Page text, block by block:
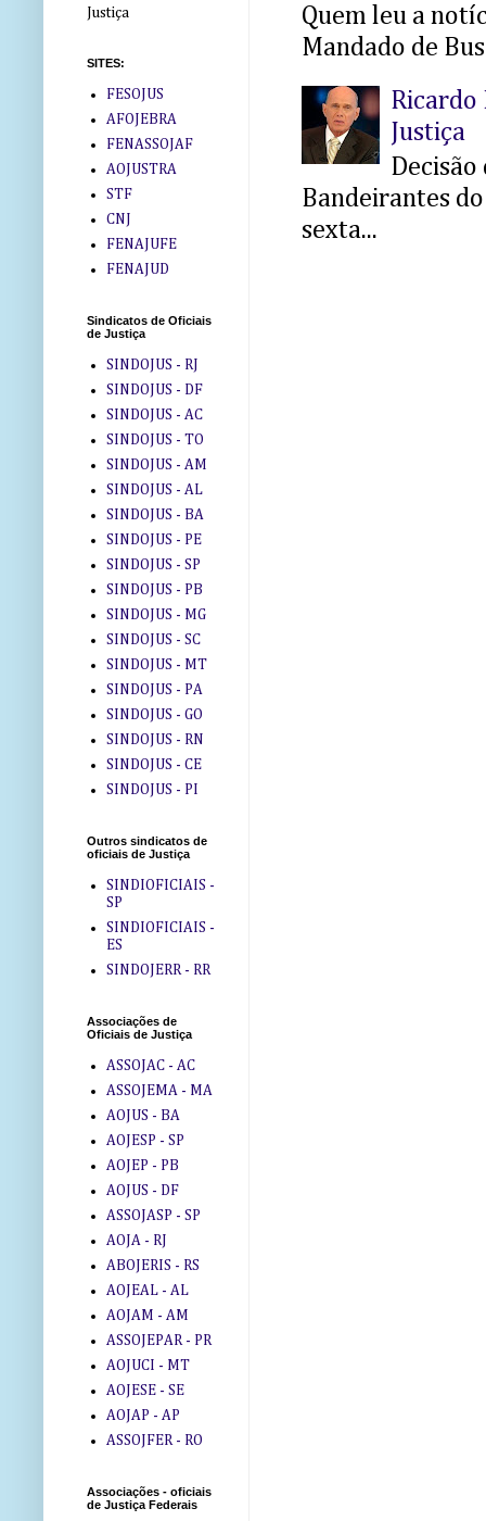
Quem leu a
Mandado de
Ricardo
Justiça
Decisão
Bandeirantes
sexta...
Justiça
SITES:
FESOJUS
AFOJEBRA
FENASSOJAF
AOJUSTRA
STF
CNJ
FENAJUFE
FENAJUD
Sindicatos de Oficiais
de Justiça
SINDOJUS - RJ
SINDOJUS - DF
SINDOJUS - AC
SINDOJUS - TO
SINDOJUS - AM
SINDOJUS - AL
SINDOJUS - BA
SINDOJUS - PE
SINDOJUS - SP
SINDOJUS - PB
SINDOJUS - MG
SINDOJUS - SC
SINDOJUS - MT
SINDOJUS - PA
SINDOJUS - GO
SINDOJUS - RN
SINDOJUS - CE
SINDOJUS - PI
Outros sindicatos de
oficiais de Justiça
SINDIOFICIAIS -
SP
SINDIOFICIAIS -
ES
SINDOJERR - RR
Associações de
Oficiais de Justiça
ASSOJAC - AC
ASSOJEMA - MA
AOJUS - BA
AOJESP - SP
AOJEP - PB
AOJUS - DF
ASSOJASP - SP
AOJA - RJ
ABOJERIS - RS
AOJEAL - AL
AOJAM - AM
ASSOJEPAR - PR
AOJUCI - MT
AOJESE - SE
AOJAP - AP
ASSOJFER - RO
Associações - oficiais
de Justiça Federais